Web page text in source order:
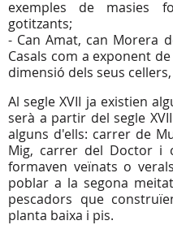
exemples de masies
gotitzants;
- Can Amat, can Morera
Casals com a exponent
dimensió dels seus
Al segle XVII ja existien
serà a partir del segle
alguns d'ells: carrer de
Mig, carrer del Doctor i
formaven veïnats o
poblar a la segona
pescadors que
planta baixa i pis.